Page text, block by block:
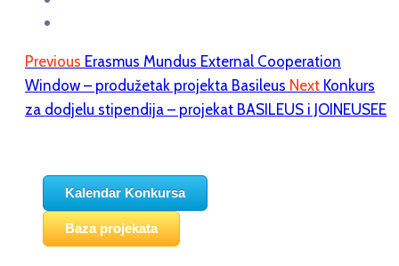
Previous Erasmus Mundus External Cooperation
Window – produžetak projekta Basileus Next Konkurs
za dodjelu stipendija – projekat BASILEUS i JOINEUSEE
Kalendar Konkursa
Baza projekata